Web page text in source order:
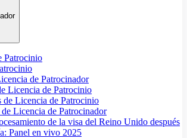
Patrocinio
de Patrocinador
Licencia de Patrocinio
de Licencia de Patrocinio
de Licencia de Patrocinador
de la visa del Reino Unido después
Panel en vivo 2025